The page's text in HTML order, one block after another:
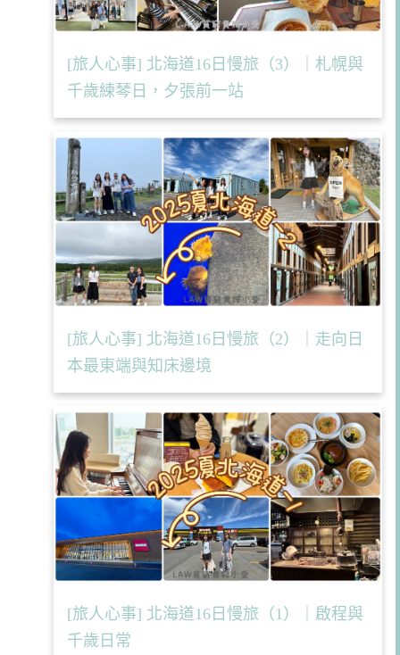
[旅人心事] 北海道16日慢旅（3）｜札幌與
千歲練琴日，夕張前一站
[旅人心事] 北海道16日慢旅（2）｜走向日
本最東端與知床邊境
[旅人心事] 北海道16日慢旅（1）｜啟程與
千歲日常